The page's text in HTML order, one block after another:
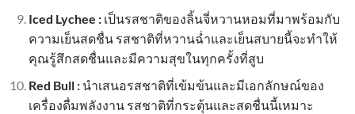
Iced Lychee : เป็นรสชาติของลิ้นจี่หวานหอมที่มาพร้อมกับ
ความเย็นสดชื่น รสชาติที่หวานฉ่ำและเย็นสบายนี้จะทำให้
คุณรู้สึกสดชื่นและมีความสุขในทุกครั้งที่สูบ
Red Bull : นำเสนอรสชาติที่เข้มข้นและมีเอกลักษณ์ของ
เครื่องดื่มพลังงาน รสชาติที่กระตุ้นและสดชื่นนี้เหมาะ